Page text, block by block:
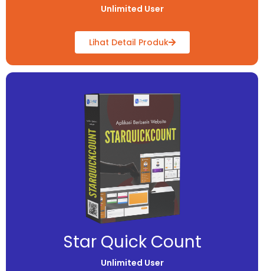
Unlimited User
Lihat Detail Produk
Star Quick Count
Unlimited User